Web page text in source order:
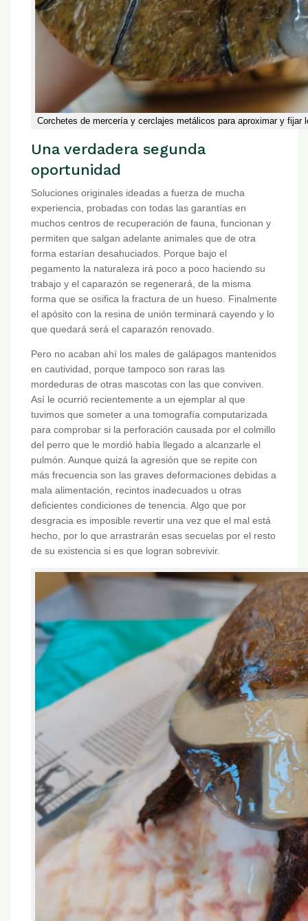
Corchetes de mercería y cerclajes metálicos para aproximar y fijar
Una verdadera segunda
oportunidad
Soluciones originales ideadas a fuerza de mucha
experiencia, probadas con todas las garantías en
muchos centros de recuperación de fauna, funcionan y
permiten que salgan adelante animales que de otra
forma estarían desahuciados. Porque bajo el
pegamento la naturaleza irá poco a poco haciendo su
trabajo y el caparazón se regenerará, de la misma
forma que se osifica la fractura de un hueso. Finalmente
el apósito con la resina de unión terminará cayendo y lo
que quedará será el caparazón renovado.
Pero no acaban ahí los males de galápagos mantenidos
en cautividad, porque tampoco son raras las
mordeduras de otras mascotas con las que conviven.
Así le ocurrió recientemente a un ejemplar al que
tuvimos que someter a una tomografía computarizada
para comprobar si la perforación causada por el colmillo
del perro que le mordió había llegado a alcanzarle el
pulmón. Aunque quizá la agresión que se repite con
más frecuencia son las graves deformaciones debidas a
mala alimentación, recintos inadecuados u otras
deficientes condiciones de tenencia. Algo que por
desgracia es imposible revertir una vez que el mal está
hecho, por lo que arrastrarán esas secuelas por el resto
de su existencia si es que logran sobrevivir.